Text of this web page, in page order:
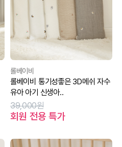
롤베이비
롤베이비 통기성좋은 3D메쉬 자수
유아 아기 신생아..
39,000원
회원 전용 특가